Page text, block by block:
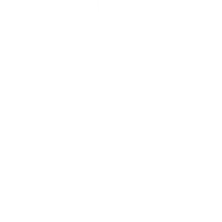
لعن الله
.. ما الذي يجعلنا
المترامية الاطراف
الرحلة الى
على الرغم